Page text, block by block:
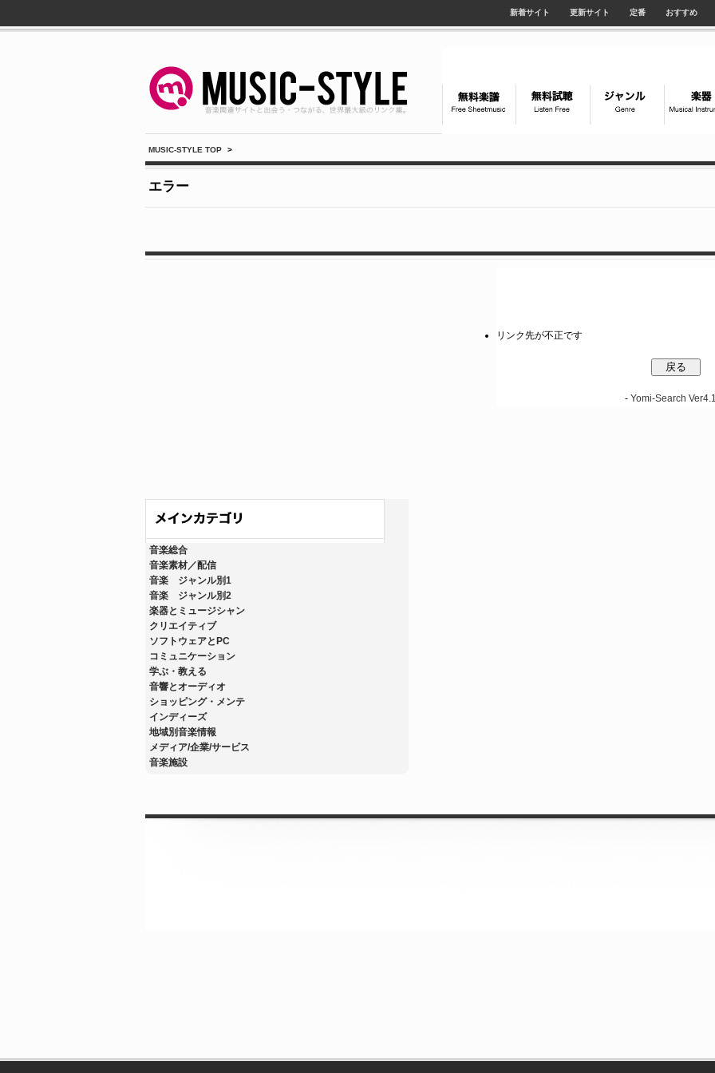
新着サイト 更新サイト 定番 おすすめ
MUSIC-STYLE TOP >
エラー
音楽総合
音楽素材／配信
音楽 ジャンル別1
音楽 ジャンル別2
楽器とミュージシャン
クリエイティブ
ソフトウェアとPC
コミュニケーション
学ぶ・教える
音響とオーディオ
ショッピング・メンテ
インディーズ
地域別音楽情報
メディア/企業/サービス
音楽施設
リンク先が不正です
- Yomi-Search